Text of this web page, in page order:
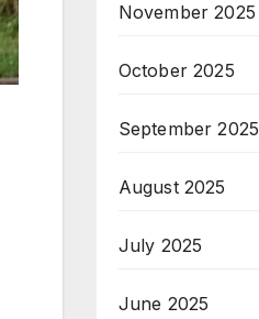
November 2025
October 2025
September 2025
August 2025
July 2025
June 2025